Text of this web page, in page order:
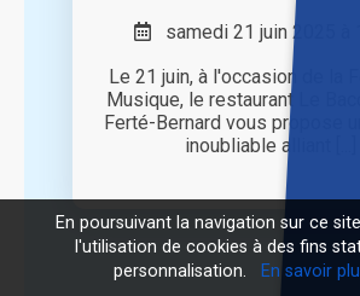
samedi 21 juin 2025 à
Le 21 juin, à l'occasion de la
Musique, le restaurant Le
Ferté-Bernard vous propose
inoubliable alliant [...]
En poursuivant la navigation sur ce
l'utilisation de cookies à des fins
personnalisation.
En savoir